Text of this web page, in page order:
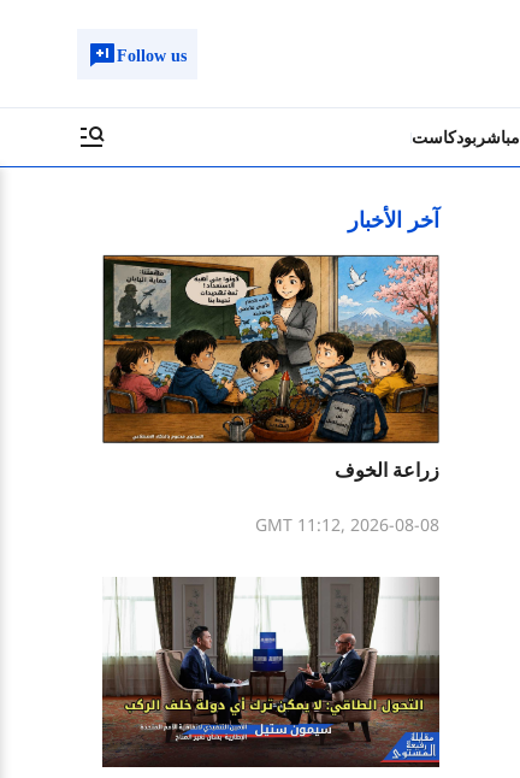
Follow us
مباشربودكاست
آخر الأخبار
زراعة الخوف
GMT 11:12, 2026-08-08